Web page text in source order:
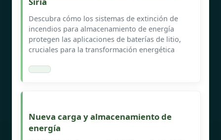
Descubra cómo los sistemas de extinción de
incendios para almacenamiento de energía
protegen las aplicaciones de baterías de litio,
cruciales para la transformación energética
Nueva carga y almacenamiento de
energía